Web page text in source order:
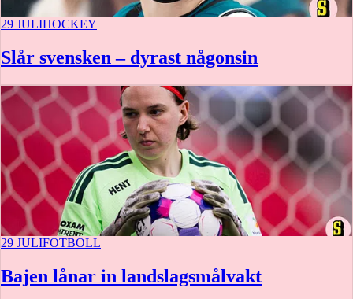
29 JULIHOCKEY
Slår svensken – dyrast någonsin
29 JULIFOTBOLL
Bajen lånar in landslagsmålvakt